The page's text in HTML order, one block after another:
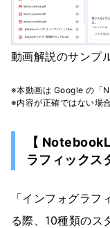
動画解説のサンプ
※本動画は Google の「
※内容が正確ではない場
【
ラフィックス
「インフォグラ
る際、10種類のス